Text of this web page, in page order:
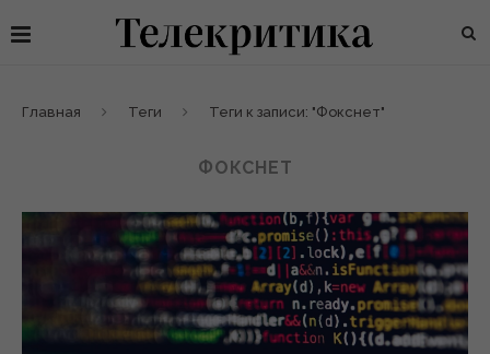
Главная Теги Теги к записи: "Фокснет"
ФОКСНЕТ